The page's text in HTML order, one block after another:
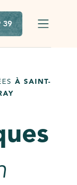
39
À SAINT-